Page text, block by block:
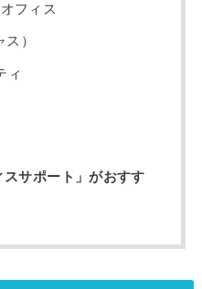
フィス
）
ィ
サポート」がおすす